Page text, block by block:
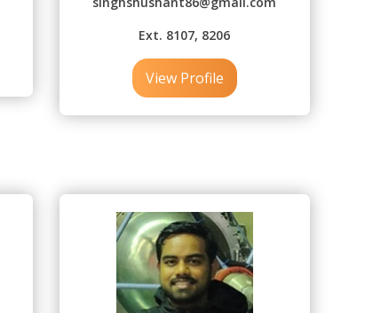
Ext. 8107, 8206
View Profile